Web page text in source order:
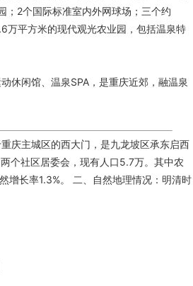
；2个国际标准室内外网球场；三个约
万平方米的现代观光农业园，包括温泉特
闲馆、温泉SPA，是重庆近郊，融温泉
主城区的西大门，是九龙坡区承东启西
个社区居委会，现有人口5.7万。其中农
增长率1.3%。 二、自然地理情况：明清时